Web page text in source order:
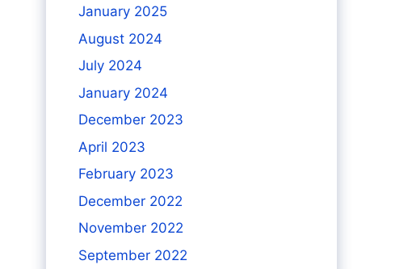
January 2025
August 2024
July 2024
January 2024
December 2023
April 2023
February 2023
December 2022
November 2022
September 2022